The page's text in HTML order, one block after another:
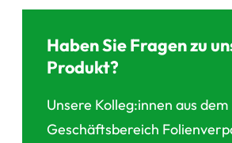
Haben Sie Fragen zu
Produkt?
Unsere Kolleg:innen aus dem
Geschäftsbereich